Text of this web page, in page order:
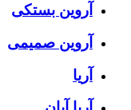
آروین بستکی
آروین صمیمی
آریا